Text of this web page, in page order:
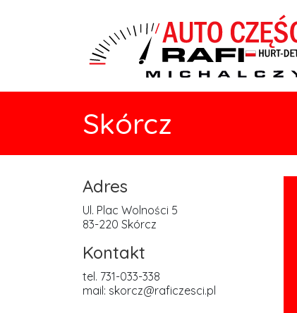
Skórcz
Adres
Ul. Plac Wolności 5
83-220 Skórcz
Kontakt
tel. 731-033-338
mail: skorcz@raficzesci.pl